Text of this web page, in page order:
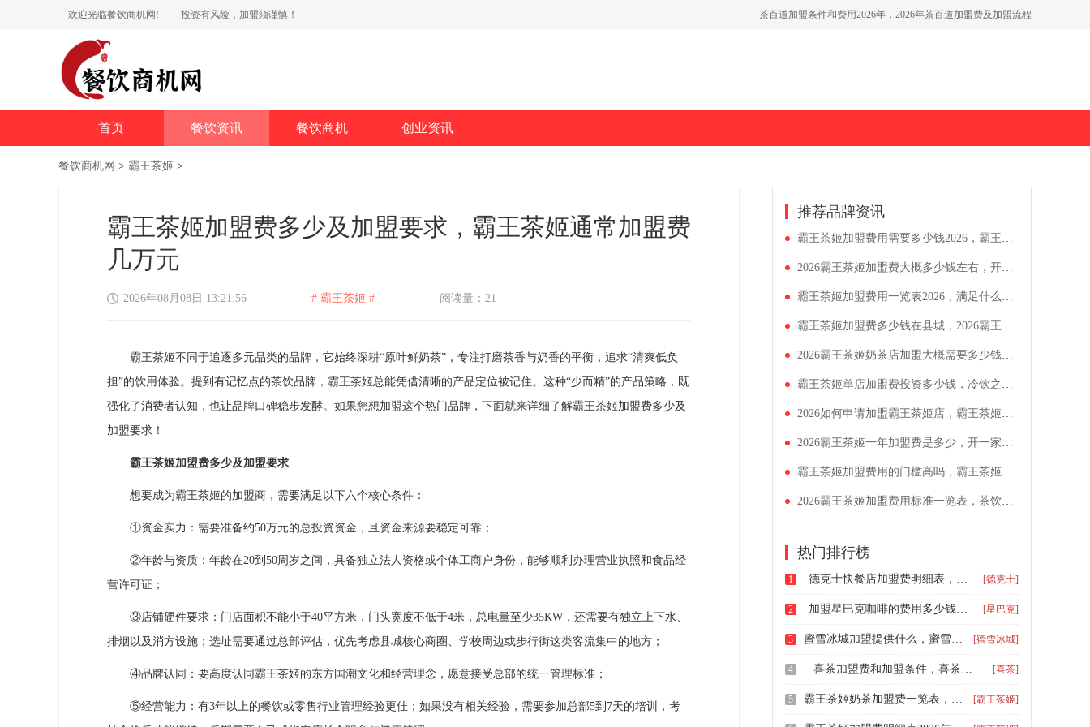
欢迎光临餐饮商机网! 投资有风险，加盟须谨慎！
首页 餐饮资讯 餐饮商机 创业资讯
餐饮商机网 > 霸王茶姬 >
霸王茶姬加盟费多少及加盟要求，霸王茶姬通常加盟费
几万元
2026年08月08日 13:21:56 # 霸王茶姬 # 阅读量：21
霸王茶姬不同于追逐多元品类的品牌，它始终深耕“原叶鲜奶茶”，专注打磨茶香与奶香的平衡，追求“清爽低负
担”的饮用体验。提到有记忆点的茶饮品牌，霸王茶姬总能凭借清晰的产品定位被记住。这种“少而精”的产品策略，既
强化了消费者认知，也让品牌口碑稳步发酵。如果您想加盟这个热门品牌，下面就来详细了解霸王茶姬加盟费多少及
加盟要求！
霸王茶姬加盟费多少及加盟要求
想要成为霸王茶姬的加盟商，需要满足以下六个核心条件：
①资金实力：需要准备约50万元的总投资资金，且资金来源要稳定可靠；
②年龄与资质：年龄在20到50周岁之间，具备独立法人资格或个体工商户身份，能够顺利办理营业执照和食品经
营许可证；
③店铺硬件要求：门店面积不能小于40平方米，门头宽度不低于4米，总电量至少35KW，还需要有独立上下水、
排烟以及消方设施；选址需要通过总部评估，优先考虑县城核心商圈、学校周边或步行街这类客流集中的地方；
④品牌认同：要高度认同霸王茶姬的东方国潮文化和经营理念，愿意接受总部的统一管理标准；
⑤经营能力：有3年以上的餐饮或零售行业管理经验更佳；如果没有相关经验，需要参加总部5到7天的培训，考
推荐品牌资讯
霸王茶姬加盟费用需要多少钱2026，霸王茶姬开店成本费用详解
2026霸王茶姬加盟费大概多少钱左右，开一家奶茶店需要准备什么
霸王茶姬加盟费用一览表2026，满足什么要求可以开霸王茶姬店
霸王茶姬加盟费多少钱在县城，2026霸王茶姬加盟条件明细表
2026霸王茶姬奶茶店加盟大概需要多少钱，霸王茶姬四线城市加盟要多少钱
霸王茶姬单店加盟费投资多少钱，冷饮之类的加盟店有哪些品牌
2026如何申请加盟霸王茶姬店，霸王茶姬加盟费用开店明细表2026
2026霸王茶姬一年加盟费是多少，开一家奶茶店大概要花多少钱
霸王茶姬加盟费用的门槛高吗，霸王茶姬加盟需要什么条件和手续
2026霸王茶姬加盟费用标准一览表，茶饮项目现在可以加盟吗
热门排行榜
1 德克士快餐店加盟费明细表，德克士餐饮品牌加盟大概多少钱 [德克士]
2 加盟星巴克咖啡的费用多少钱，星巴克加盟费明细表多少钱 [星巴克]
3 蜜雪冰城加盟提供什么，蜜雪冰城加盟费多少镇 [蜜雪冰城]
4 喜茶加盟费和加盟条件，喜茶加盟费大概需要多少 [喜茶]
5 霸王茶姬奶茶加盟费一览表，霸王茶姬加盟条件和费用明细 [霸王茶姬]